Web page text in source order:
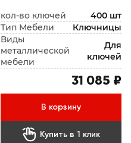
кол-во ключей
400 шт
Тип Мебели
Ключницы
Виды
металлической
мебели
Для
ключей
31 085 ₽
В корзину
 Купить в 1 клик